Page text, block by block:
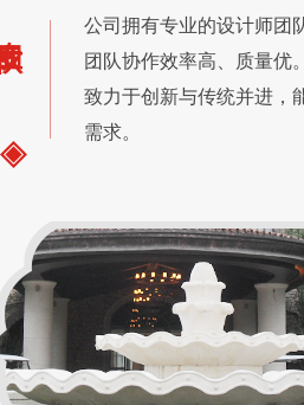
公司拥有专业的设计师团
团队协作效率高、质量优
致力于创新与传统并进，
需求。